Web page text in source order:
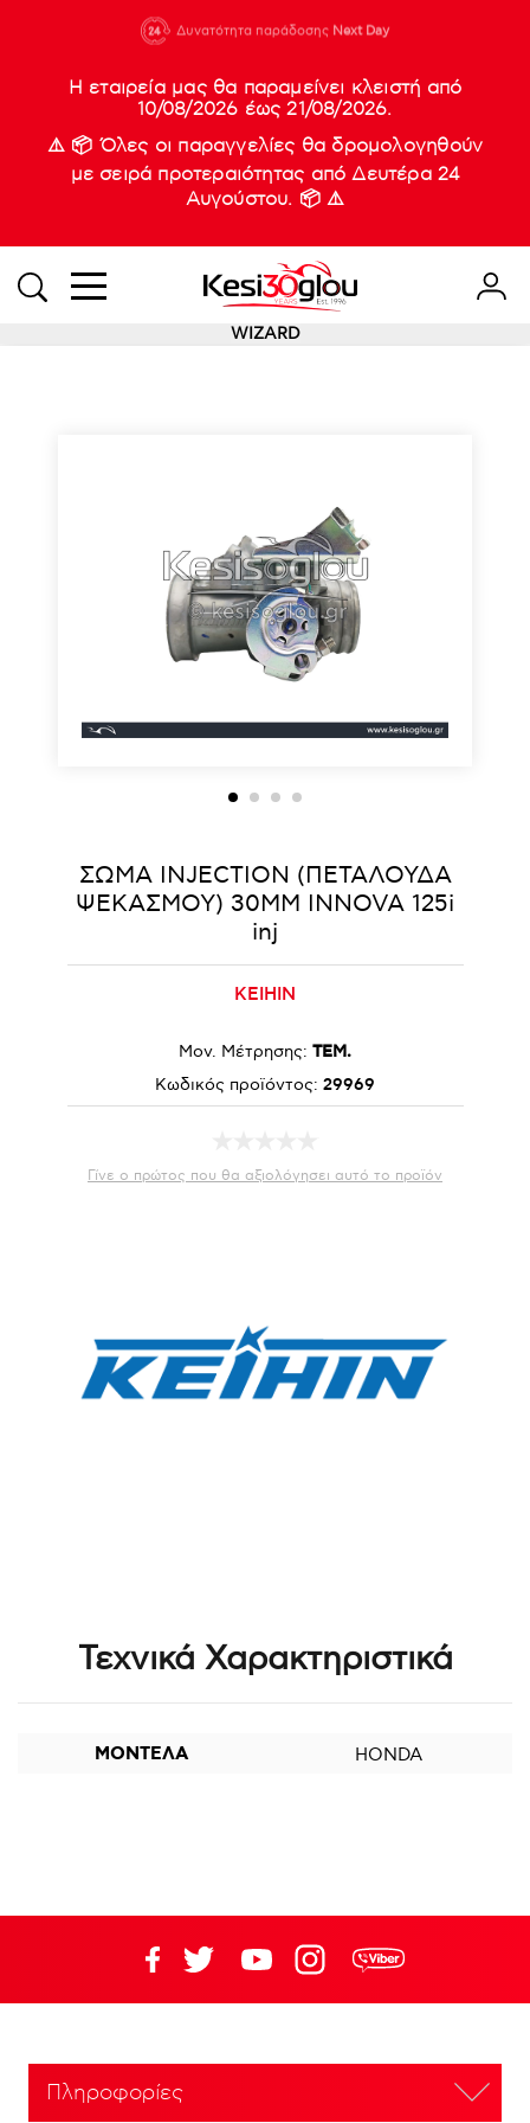
210 88 21
933
Δυνατότητα παράδοσης Next Day
Νέες
Η εταιρεία μας θα παραμείνει κλειστή από
10/08/2026 έως 21/08/2026.
⚠️ 📦 Όλες οι παραγγελίες θα δρομολογηθούν
με σειρά προτεραιότητας από Δευτέρα 24
Αυγούστου. 📦 ⚠️
WIZARD
ΣΩΜΑ INJECTION (ΠΕΤΑΛΟΥΔΑ
ΨΕΚΑΣΜΟΥ) 30MM INNOVA 125i
inj
KEIHIN
Μον. Μέτρησης: ΤΕΜ.
Κωδικός προϊόντος: 29969
Γίνε ο πρώτος που θα αξιολόγησει αυτό το προϊόν
Τεχνικά Χαρακτηριστικά
ΜΟΝΤΕΛΑ HONDA
Πληροφορίες